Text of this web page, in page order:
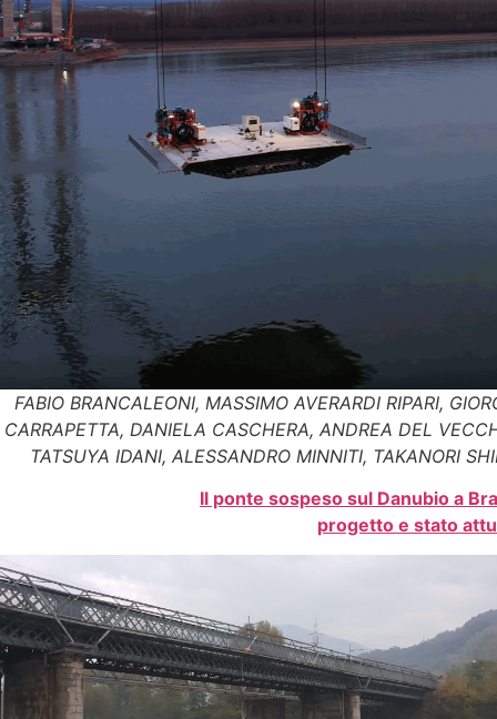
FABIO BRANCALEONI, MASSIMO AVERARDI RIPARI,
CARRAPETTA, DANIELA CASCHERA, ANDREA DEL
TATSUYA IDANI, ALESSANDRO MINNITI, TAKANORI
Il ponte sospeso sul Danubio a
progetto e stato